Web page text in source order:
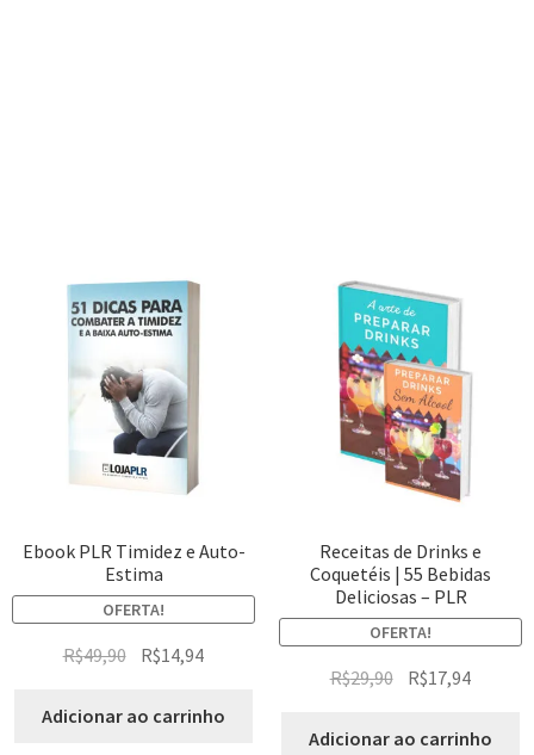
Ebook PLR Timidez e Auto-
Estima
OFERTA!
R$49,90 R$14,94
Adicionar ao carrinho
Receitas de Drinks e
Coquetéis | 55 Bebidas
Deliciosas – PLR
OFERTA!
R$29,90 R$17,94
Adicionar ao carrinho